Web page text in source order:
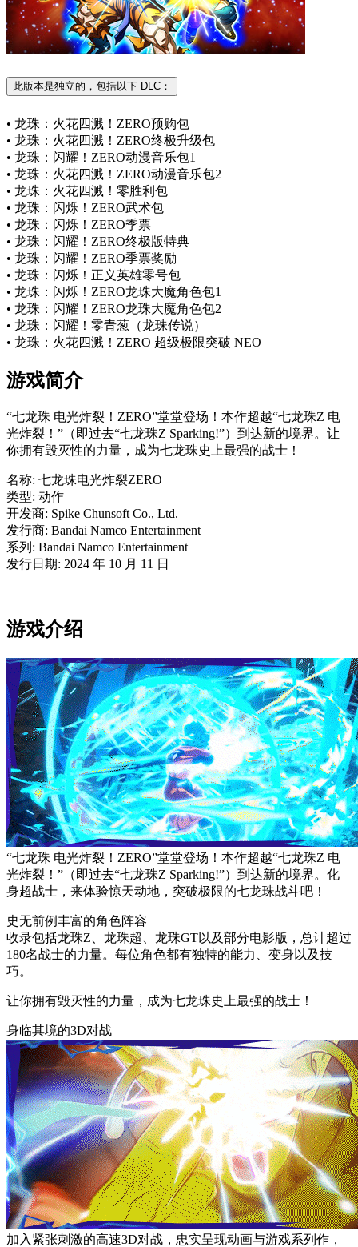
此版本是独立的，包括以下 DLC：
• 龙珠：火花四溅！ZERO预购包
• 龙珠：火花四溅！ZERO终极升级包
• 龙珠：闪耀！ZERO动漫音乐包1
• 龙珠：火花四溅！ZERO动漫音乐包2
• 龙珠：火花四溅！零胜利包
• 龙珠：闪烁！ZERO武术包
• 龙珠：闪烁！ZERO季票
• 龙珠：闪耀！ZERO终极版特典
• 龙珠：闪耀！ZERO季票奖励
• 龙珠：闪烁！正义英雄零号包
• 龙珠：闪烁！ZERO龙珠大魔角色包1
• 龙珠：闪耀！ZERO龙珠大魔角色包2
• 龙珠：闪耀！零青葱（龙珠传说）
• 龙珠：火花四溅！ZERO 超级极限突破 NEO
游戏简介
“七龙珠 电光炸裂！ZERO”堂堂登场！本作超越“七龙珠Z 电
光炸裂！”（即过去“七龙珠Z Sparking!”）到达新的境界。让
你拥有毁灭性的力量，成为七龙珠史上最强的战士！
名称: 七龙珠电光炸裂ZERO
类型: 动作
开发商: Spike Chunsoft Co., Ltd.
发行商: Bandai Namco Entertainment
系列: Bandai Namco Entertainment
发行日期: 2024 年 10 月 11 日
游戏介绍
“七龙珠 电光炸裂！ZERO”堂堂登场！本作超越“七龙珠Z 电
光炸裂！”（即过去“七龙珠Z Sparking!”）到达新的境界。化
身超战士，来体验惊天动地，突破极限的七龙珠战斗吧！
史无前例丰富的角色阵容
收录包括龙珠Z、龙珠超、龙珠GT以及部分电影版，总计超过
180名战士的力量。每位角色都有独特的能力、变身以及技
巧。
让你拥有毁灭性的力量，成为七龙珠史上最强的战士！
身临其境的3D对战
加入紧张刺激的高速3D对战，忠实呈现动画与游戏系列作，